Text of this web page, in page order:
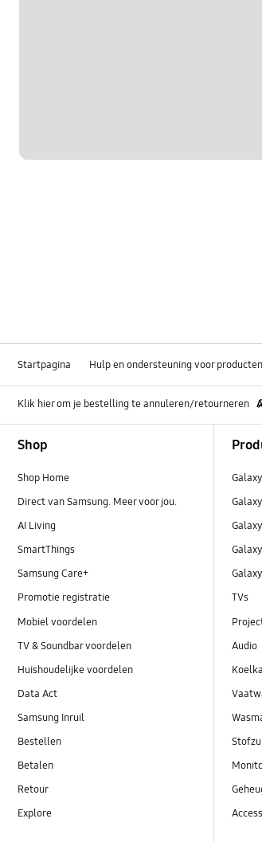
Startpagina Hulp en ondersteuning voor producten
Klik hier om je bestelling te annuleren/retourneren
Shop
Shop Home
Direct van Samsung. Meer voor jou.
AI Living
SmartThings
Samsung Care+
Promotie registratie
Mobiel voordelen
TV & Soundbar voordelen
Huishoudelijke voordelen
Data Act
Samsung Inruil
Bestellen
Betalen
Retour
Explore
TVs
Audio